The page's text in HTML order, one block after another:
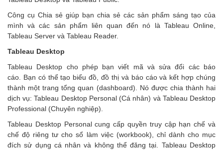
Công cụ Chia sẻ giúp bạn chia sẻ các sản phẩm sáng tạo của
mình và các sản phẩm liên quan đến nó là Tableau Online,
Tableau Server và Tableau Reader.
Tableau Desktop
Tableau Desktop cho phép bạn viết mã và sửa đổi các báo
cáo. Bạn có thể tạo biểu đồ, đồ thị và báo cáo và kết hợp chúng
thành một trang tổng quan (dashboard). Nó được chia thành hai
dịch vụ: Tableau Desktop Personal (Cá nhân) và Tableau Desktop
Professional (Chuyên nghiệp).
Tableau Desktop Personal cung cấp quyền truy cập hạn chế và
chế độ riêng tư cho sổ làm việc (workbook), chỉ dành cho mục
đích sử dụng cá nhân và không thể đăng tại. Tableau Desktop